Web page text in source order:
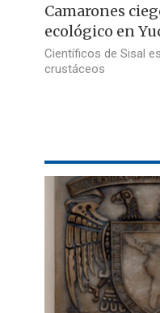
Camarones
ecológico en
Científicos de Sisal
crustáceos